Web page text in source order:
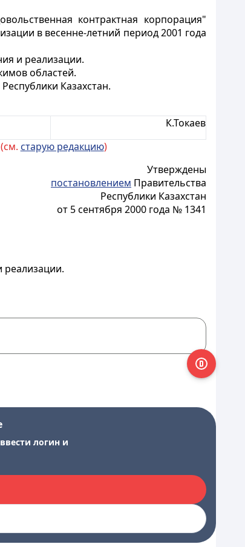
контрактная корпорация"
в весенне-летний период 2001 года
и реализации.
областей.
Казахстан.
К.Токаев
старую редакцию)
Утверждены
постановлением Правительства
Республики Казахстан
от 5 сентября 2000 года № 1341
реализации.
логин и